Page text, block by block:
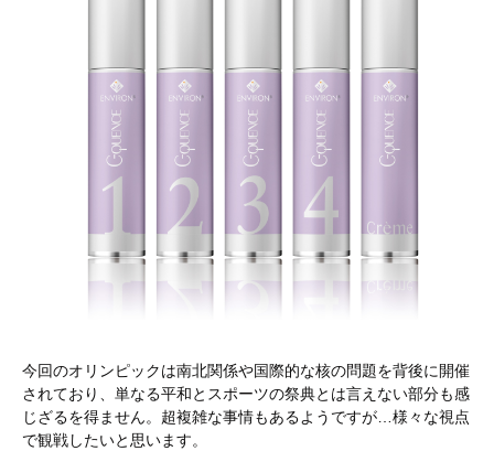
今回のオリンピックは南北関係や国際的な核の問題を背後に開催
されており、単なる平和とスポーツの祭典とは言えない部分も感
じざるを得ません。超複雑な事情もあるようですが…様々な視点
で観戦したいと思います。